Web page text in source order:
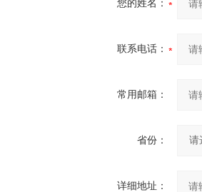
您的姓名：
联系电话：
常用邮箱：
省份：
详细地址：